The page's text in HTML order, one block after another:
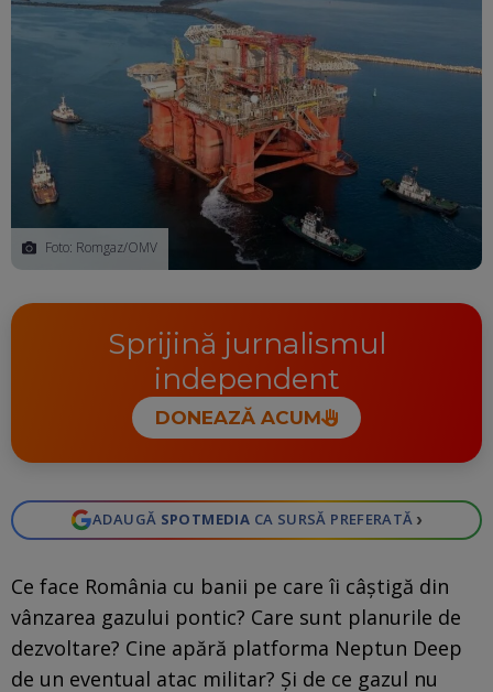
Foto: Romgaz/OMV
Sprijină jurnalismul
independent
DONEAZĂ ACUM
ADAUGĂ SPOTMEDIA CA SURSĂ PREFERATĂ ›
Ce face România cu banii pe care îi câștigă din
vânzarea gazului pontic? Care sunt planurile de
dezvoltare? Cine apără platforma Neptun Deep
de un eventual atac militar? Și de ce gazul nu